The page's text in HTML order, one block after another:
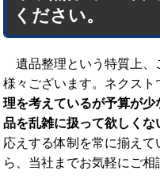
ください。
遺品整理という特質上
様々ございます。ネクスト
理を考えているが予算が
品を乱雑に扱って欲しくな
応えする体制を常に揃え
ら、当社までお気軽にご相